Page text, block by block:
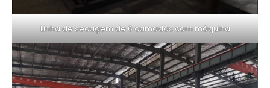
Linha de secagem de 6 camadas com máquina